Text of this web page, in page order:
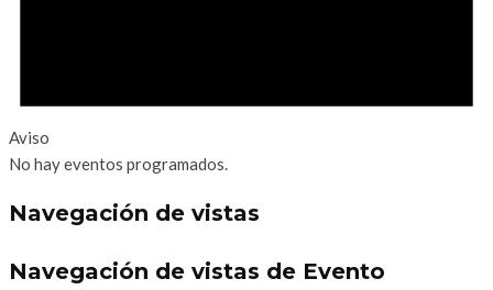
Aviso
No hay eventos programados.
Navegación de vistas
Navegación de vistas de Evento